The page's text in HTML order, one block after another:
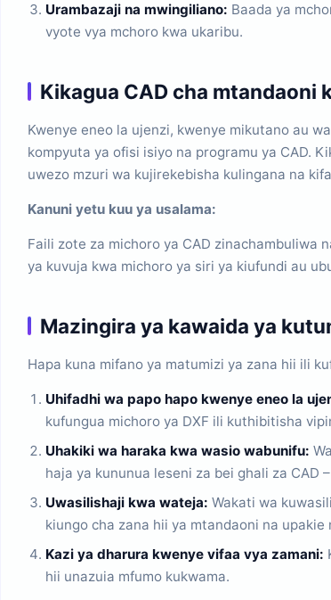
Urambazaji na mwingiliano: Baada ya
vyote vya mchoro kwa ukaribu.
Kikagua CAD cha
Kwenye eneo la ujenzi, kwenye mikutano au
kompyuta ya ofisi isiyo na programu ya CAD.
uwezo mzuri wa kujirekebisha kulingana na
Kanuni yetu kuu ya usalama:
Faili zote za michoro ya CAD zinachambuliwa
ya kuvuja kwa michoro ya siri ya kiufundi au
Mazingira ya kawaida ya
Hapa kuna mifano ya matumizi ya zana hii ili
Uhifadhi wa papo hapo kwenye eneo la
kufungua michoro ya DXF ili kuthibitisha
Uhakiki wa haraka kwa wasio wabunifu:
haja ya kununua leseni za bei ghali za CAD
Uwasilishaji kwa wateja: Wakati wa
kiungo cha zana hii ya mtandaoni na
Kazi ya dharura kwenye vifaa vya zamani:
hii unazuia mfumo kukwama.